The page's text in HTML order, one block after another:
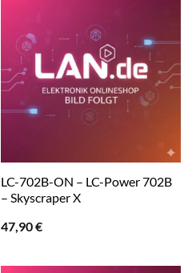
LC-702B-ON – LC-Power 702B
– Skyscraper X
47,90€